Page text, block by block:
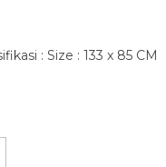
: Size : 133 x 85 CM